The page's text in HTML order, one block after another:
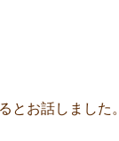
とお話しました。